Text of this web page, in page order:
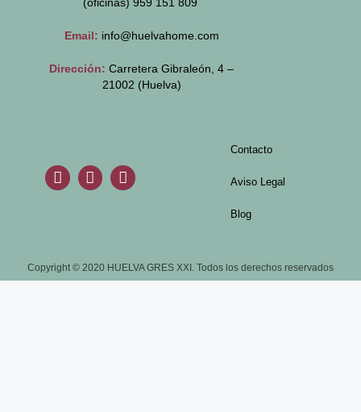
Email: info@huelvahome.com
Dirección: Carretera Gibraleón, 4 –
21002 (Huelva)
Contacto
Aviso Legal
Blog
Copyright © 2020 HUELVA GRES XXI. Todos los derechos reservados